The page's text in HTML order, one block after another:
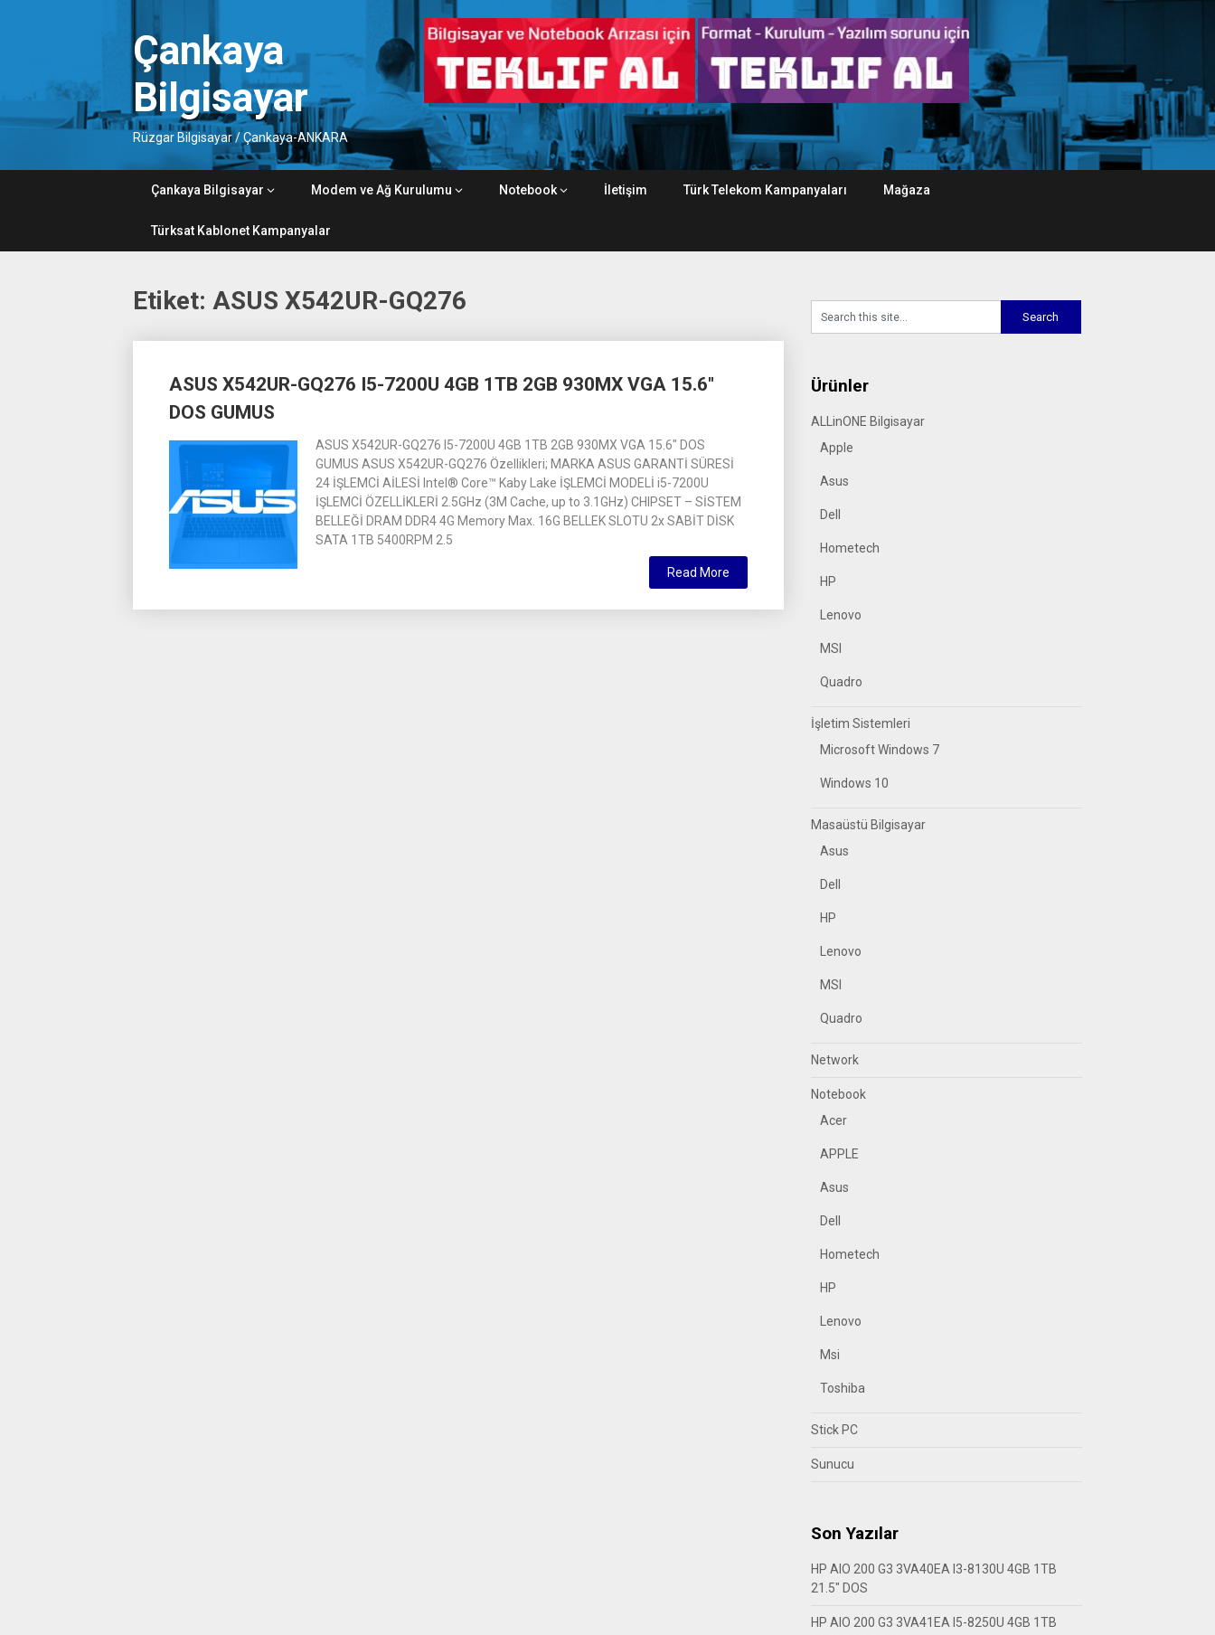
Çankaya
Bilgisayar
Rüzgar Bilgisayar / Çankaya-ANKARA
Çankaya Bilgisayar Modem ve Ağ Kurulumu Notebook İletişim Türk Telekom Kampanyaları Mağaza
Türksat Kablonet Kampanyalar
Etiket: ASUS X542UR-GQ276
ASUS X542UR-GQ276 I5-7200U 4GB 1TB 2GB 930MX VGA 15.6″
DOS GUMUS
ASUS X542UR-GQ276 I5-7200U 4GB 1TB 2GB 930MX VGA 15.6″ DOS
GUMUS ASUS X542UR-GQ276 Özellikleri; MARKA ASUS GARANTİ SÜRESİ
24 İŞLEMCİ AİLESİ Intel® Core™ Kaby Lake İŞLEMCİ MODELİ i5-7200U
İŞLEMCİ ÖZELLİKLERİ 2.5GHz (3M Cache, up to 3.1GHz) CHIPSET – SİSTEM
BELLEĞİ DRAM DDR4 4G Memory Max. 16G BELLEK SLOTU 2x SABİT DİSK
SATA 1TB 5400RPM 2.5
Read More
navigation
Ürünler
ALLinONE Bilgisayar
Apple
Asus
Dell
Hometech
HP
Lenovo
MSI
Quadro
İşletim Sistemleri
Microsoft Windows 7
Windows 10
Masaüstü Bilgisayar
Asus
Dell
HP
Lenovo
MSI
Quadro
Network
Notebook
Acer
APPLE
Asus
Dell
Hometech
HP
Lenovo
Msi
Toshiba
Stick PC
Sunucu
Son Yazılar
HP AIO 200 G3 3VA40EA I3-8130U 4GB 1TB
21.5″ DOS
HP AIO 200 G3 3VA41EA I5-8250U 4GB 1TB